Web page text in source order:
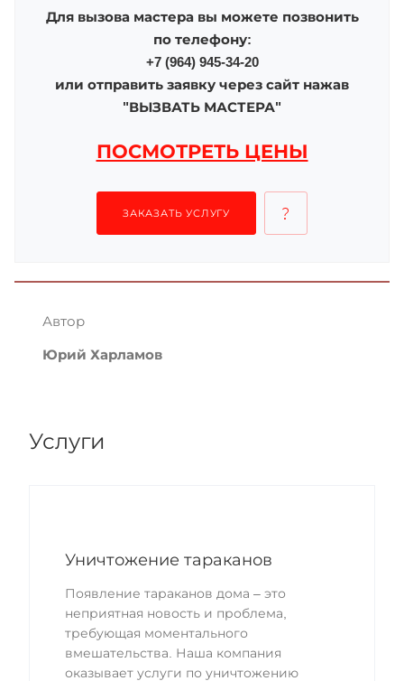
Для вызова мастера вы можете позвонить
по телефону:
+7 (964) 945-34-20
или отправить заявку через сайт нажав
"ВЫЗВАТЬ МАСТЕРА"
ПОСМОТРЕТЬ ЦЕНЫ
ЗАКАЗАТЬ УСЛУГУ
Автор
Юрий Харламов
Услуги
Уничтожение тараканов
Появление тараканов дома – это
неприятная новость и проблема,
требующая моментального
вмешательства. Наша компания
оказывает услуги по уничтожению